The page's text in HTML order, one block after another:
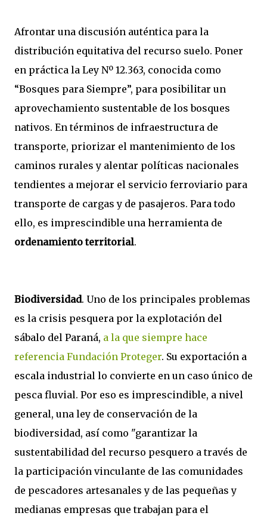
Afrontar una discusión auténtica para la
distribución equitativa del recurso suelo. Poner
en práctica la Ley Nº 12.363, conocida como
“Bosques para Siempre”, para posibilitar un
aprovechamiento sustentable de los bosques
nativos. En términos de infraestructura de
transporte, priorizar el mantenimiento de los
caminos rurales y alentar políticas nacionales
tendientes a mejorar el servicio ferroviario para
transporte de cargas y de pasajeros. Para todo
ello, es imprescindible una herramienta de
ordenamiento territorial.
Biodiversidad. Uno de los principales problemas
es la crisis pesquera por la explotación del
sábalo del Paraná, a la que siempre hace
referencia Fundación Proteger. Su exportación a
escala industrial lo convierte en un caso único de
pesca fluvial. Por eso es imprescindible, a nivel
general, una ley de conservación de la
biodiversidad, así como "garantizar la
sustentabilidad del recurso pesquero a través de
la participación vinculante de las comunidades
de pescadores artesanales y de las pequeñas y
medianas empresas que trabajan para el